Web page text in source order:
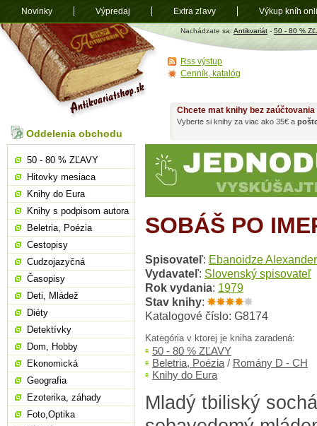
Antikvariát
shop.sk
Nachádzate sa: Antikvariát - 50 - 80 %
SOBÁŠ PO
Spisovateľ: Ebanoidze Alexander
Vydavateľ: Slovenský spisovateľ
Rok vydania: 1979
Stav knihy:
Katalogové číslo: G8174
Kategória v ktorej je kniha zaradená:
50 - 80 % ZĽAVY
Beletria, Poézia / Romány D - CH
Knihy do Eura
Mladý tbiliský
Chcete mat knihy bez
Vyberte si knihy za viac ako 35€ a
Oddelenia obchodu
50 - 80 % ZĽAVY
Hitovky mesiaca
Knihy do Eura
Knihy s podpisom autora
Beletria, Poézia
Cestopisy
Cudzojazyčná
Časopisy
Deti, Mládež
Diéty
Detektívky
Dom, Hobby
Ekonomická
Geografia
Ezoterika, záhady
Foto,Optika
Rss výstup
Cenník, katalóg
Novinky Výpredaj Extra zľavy Výkup kníh